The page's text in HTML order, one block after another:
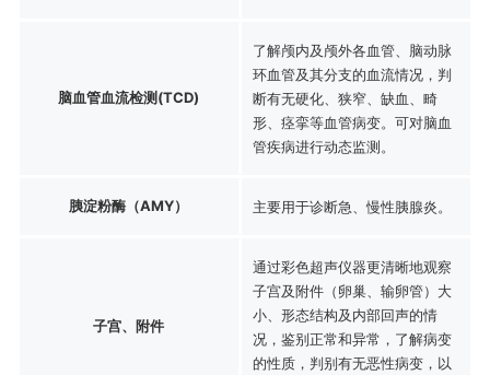
脑血管血流检测(TCD)
了解颅内及颅外各血管、脑动脉
环血管及其分支的血流情况，判
断有无硬化、狭窄、缺血、畸
形、痉挛等血管病变。可对脑血
管疾病进行动态监测。
胰淀粉酶（AMY） 主要用于诊断急、慢性胰腺炎。
子宫、附件
通过彩色超声仪器更清晰地观察
子宫及附件（卵巢、输卵管）大
小、形态结构及内部回声的情
况，鉴别正常和异常，了解病变
的性质，判别有无恶性病变，以